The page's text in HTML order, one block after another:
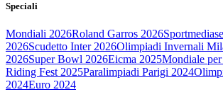
Speciali
Mondiali 2026Roland Garros 2026
2026Scudetto Inter 2026Olimpiadi Invernali
2026Super Bowl 2026Eicma 2025Mondiale
Riding Fest 2025Paralimpiadi Parigi 2024
2024Euro 2024